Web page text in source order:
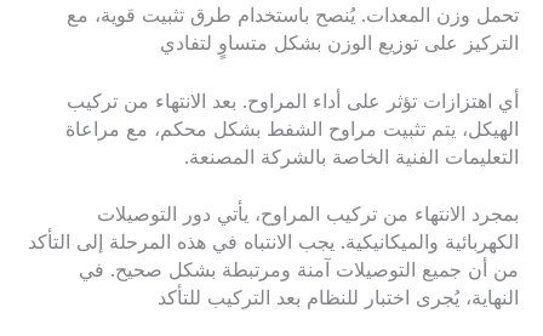
تحمل وزن المعدات. يُنصح باستخدام طرق تثبيت قوية، مع
التركيز على توزيع الوزن بشكل متساوٍ لتفادي
أي اهتزازات تؤثر على أداء المراوح. بعد الانتهاء من تركيب
الهيكل، يتم تثبيت مراوح الشفط بشكل محكم، مع مراعاة
التعليمات الفنية الخاصة بالشركة المصنعة.
بمجرد الانتهاء من تركيب المراوح، يأتي دور التوصيلات
الكهربائية والميكانيكية. يجب الانتباه في هذه المرحلة إلى التأكد
من أن جميع التوصيلات آمنة ومرتبطة بشكل صحيح. في
النهاية، يُجرى اختبار للنظام بعد التركيب للتأكد